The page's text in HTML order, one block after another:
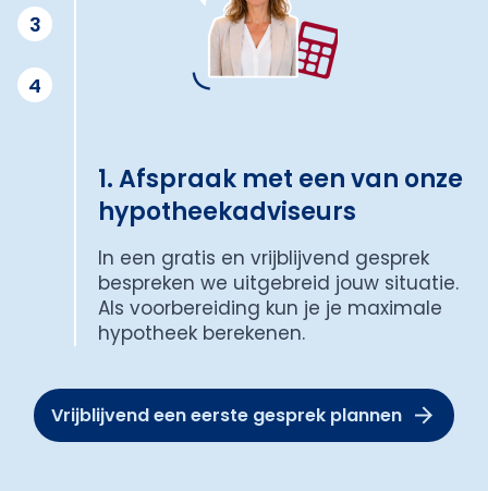
3
4
1. Afspraak met een van onze
hypotheekadviseurs
In een gratis en vrijblijvend gesprek
bespreken we uitgebreid jouw situatie.
Als voorbereiding kun je je maximale
hypotheek berekenen.
Vrijblijvend een eerste gesprek plannen